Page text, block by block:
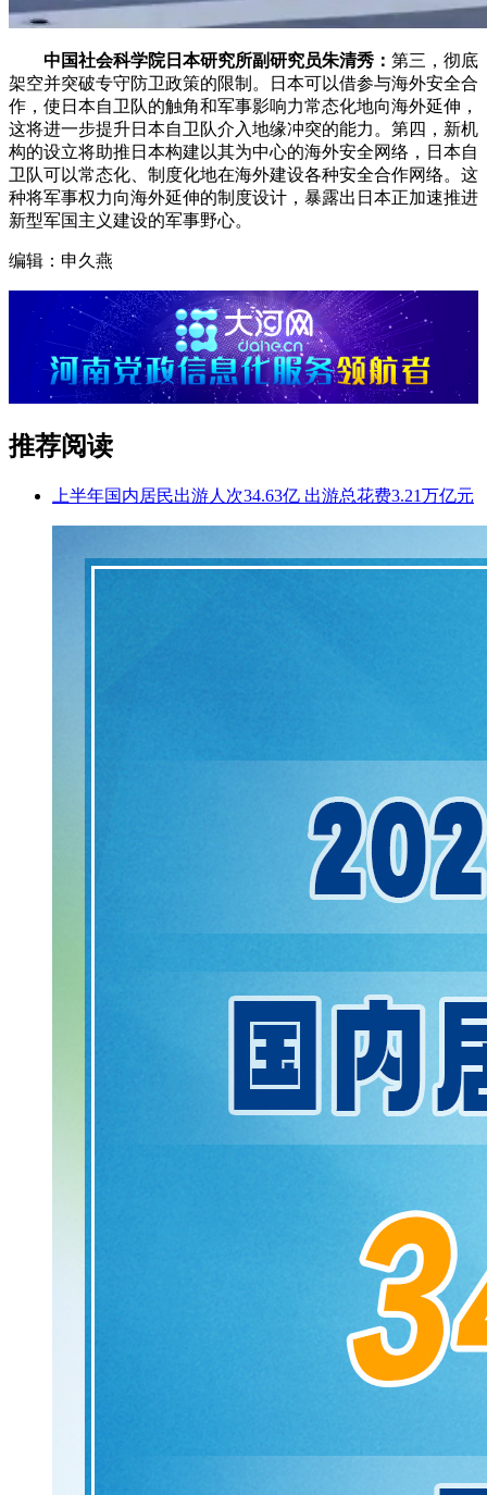
中国社会科学院日本研究所副研究员朱清秀： 第三，彻底
架空并突破专守防卫政策的限制。日本可以借参与海外安全合
作，使日本自卫队的触角和军事影响力常态化地向海外延伸，
这将进一步提升日本自卫队介入地缘冲突的能力。第四，新机
构的设立将助推日本构建以其为中心的海外安全网络，日本自
卫队可以常态化、制度化地在海外建设各种安全合作网络。这
种将军事权力向海外延伸的制度设计，暴露出日本正加速推进
新型军国主义建设的军事野心。
编辑：申久燕
推荐阅读
上半年国内居民出游人次34.63亿 出游总花费3.21万亿元